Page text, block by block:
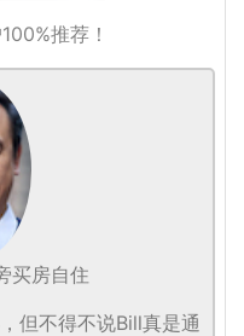
推荐！
买房自住
但不得不说Bill真是通